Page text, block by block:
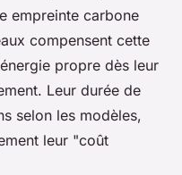
empreinte carbone
compensent cette
propre dès leur
Leur durée de
selon les modèles,
leur "coût